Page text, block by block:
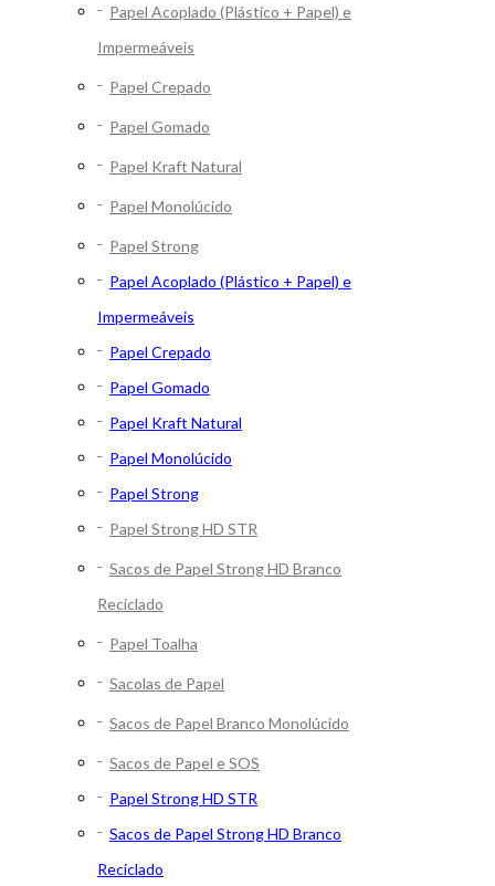
Papel Acoplado (Plástico + Papel) e
Impermeáveis
Papel Crepado
Papel Gomado
Papel Kraft Natural
Papel Monolúcido
Papel Strong
Papel Acoplado (Plástico + Papel) e
Impermeáveis
Papel Crepado
Papel Gomado
Papel Kraft Natural
Papel Monolúcido
Papel Strong
Papel Strong HD STR
Sacos de Papel Strong HD Branco
Reciclado
Papel Toalha
Sacolas de Papel
Sacos de Papel Branco Monolúcido
Sacos de Papel e SOS
Papel Strong HD STR
Sacos de Papel Strong HD Branco
Reciclado